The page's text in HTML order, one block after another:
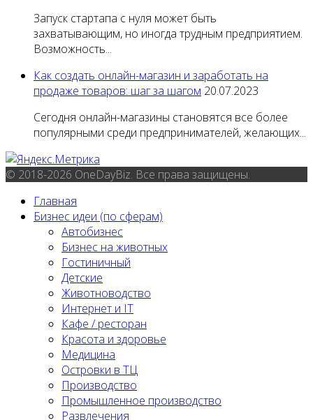
Запуск стартапа с нуля может быть
захватывающим, но иногда трудным предприятием.
Возможность...
Как создать онлайн-магазин и заработать на
продаже товаров: шаг за шагом 20.07.2023
Сегодня онлайн-магазины становятся все более
популярными среди предпринимателей, желающих...
© 2018-2026 OneDayBiz. Все права защищены.
Главная
Бизнес идеи (по сферам)
Автобизнес
Бизнес на животных
Гостиничный
Детские
Животноводство
Интернет и IT
Кафе / ресторан
Красота и здоровье
Медицина
Островки в ТЦ
Производство
Промышленное производство
Развлечения